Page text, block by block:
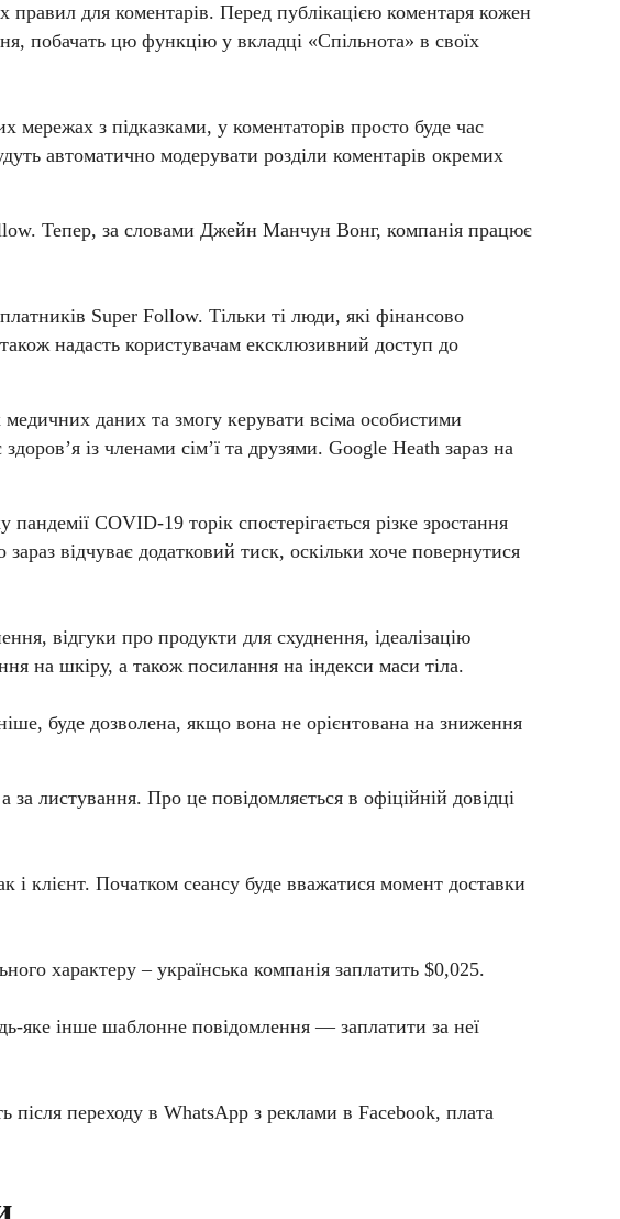
правил для коментарів. Перед публікацією коментаря кожен
побачать цю функцію у вкладці «Спільнота» в своїх
з підказками, у коментаторів просто буде час
автоматично модерувати розділи коментарів окремих
Тепер, за словами Джейн Манчун Вонг, компанія працює
Super Follow. Тільки ті люди, які фінансово
надасть користувачам ексклюзивний доступ до
даних та змогу керувати всіма особистими
із членами сім’ї та друзями. Google Heath зараз на
COVID-19 торік спостерігається різке зростання
відчуває додатковий тиск, оскільки хоче повернутися
відгуки про продукти для схуднення, ідеалізацію
на шкіру, а також посилання на індекси маси тіла.
буде дозволена, якщо вона не орієнтована на зниження
листування. Про це повідомляється в офіційній довідці
і клієнт. Початком сеансу буде вважатися момент доставки
характеру – українська компанія заплатить $0,025.
яке інше шаблонне повідомлення — заплатити за неї
після переходу в WhatsApp з реклами в Facebook, плата